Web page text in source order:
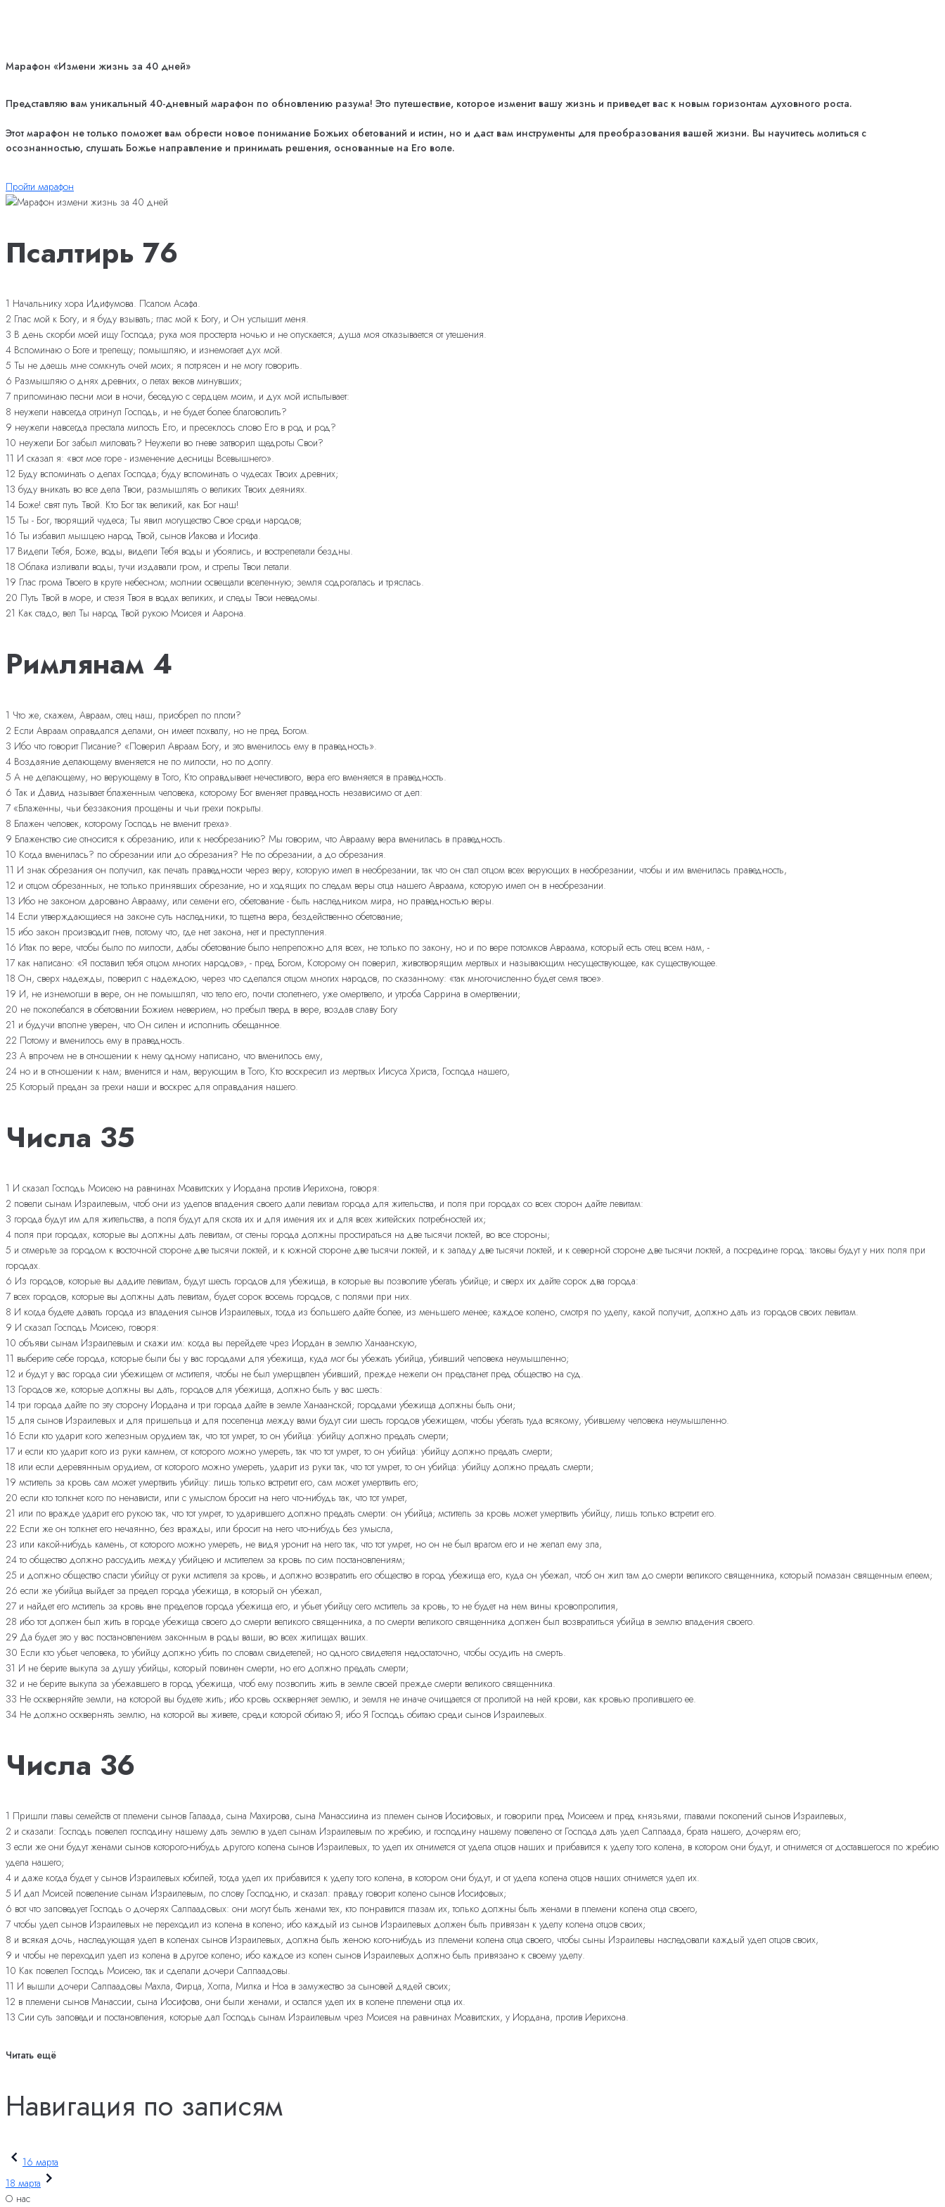
Марафон «Измени жизнь за 40 дней»
Представляю вам уникальный 40-дневный марафон по обновлению разума! Это путешествие, которое изменит вашу жизнь и приведет вас к новым горизонтам духовного роста.
Этот марафон не только поможет вам обрести новое понимание Божьих обетований и истин, но и даст вам инструменты для преобразования вашей жизни. Вы научитесь молиться с
осознанностью, слушать Божье направление и принимать решения, основанные на Его воле.
Пройти марафон
Псалтирь 76
1 Начальнику хора Идифумова. Псалом Асафа.
2 Глас мой к Богу, и я буду взывать; глас мой к Богу, и Он услышит меня.
3 В день скорби моей ищу Господа; рука моя простерта ночью и не опускается; душа моя отказывается от утешения.
4 Вспоминаю о Боге и трепещу; помышляю, и изнемогает дух мой.
5 Ты не даешь мне сомкнуть очей моих; я потрясен и не могу говорить.
6 Размышляю о днях древних, о летах веков минувших;
7 припоминаю песни мои в ночи, беседую с сердцем моим, и дух мой испытывает:
8 неужели навсегда отринул Господь, и не будет более благоволить?
9 неужели навсегда престала милость Его, и пресеклось слово Его в род и род?
10 неужели Бог забыл миловать? Неужели во гневе затворил щедроты Свои?
11 И сказал я: «вот мое горе - изменение десницы Всевышнего».
12 Буду вспоминать о делах Господа; буду вспоминать о чудесах Твоих древних;
13 буду вникать во все дела Твои, размышлять о великих Твоих деяниях.
14 Боже! свят путь Твой. Кто Бог так великий, как Бог наш!
15 Ты - Бог, творящий чудеса; Ты явил могущество Свое среди народов;
16 Ты избавил мышцею народ Твой, сынов Иакова и Иосифа.
17 Видели Тебя, Боже, воды, видели Тебя воды и убоялись, и вострепетали бездны.
18 Облака изливали воды, тучи издавали гром, и стрелы Твои летали.
19 Глас грома Твоего в круге небесном; молнии освещали вселенную; земля содрогалась и тряслась.
20 Путь Твой в море, и стезя Твоя в водах великих, и следы Твои неведомы.
21 Как стадо, вел Ты народ Твой рукою Моисея и Аарона.
Римлянам 4
1 Что же, скажем, Авраам, отец наш, приобрел по плоти?
2 Если Авраам оправдался делами, он имеет похвалу, но не пред Богом.
3 Ибо что говорит Писание? «Поверил Авраам Богу, и это вменилось ему в праведность».
4 Воздаяние делающему вменяется не по милости, но по долгу.
5 А не делающему, но верующему в Того, Кто оправдывает нечестивого, вера его вменяется в праведность.
6 Так и Давид называет блаженным человека, которому Бог вменяет праведность независимо от дел:
7 «Блаженны, чьи беззакония прощены и чьи грехи покрыты.
8 Блажен человек, которому Господь не вменит греха».
9 Блаженство сие относится к обрезанию, или к необрезанию? Мы говорим, что Аврааму вера вменилась в праведность.
10 Когда вменилась? по обрезании или до обрезания? Не по обрезании, а до обрезания.
11 И знак обрезания он получил, как печать праведности через веру, которую имел в необрезании, так что он стал отцом всех верующих в необрезании, чтобы и им вменилась праведность,
12 и отцом обрезанных, не только принявших обрезание, но и ходящих по следам веры отца нашего Авраама, которую имел он в необрезании.
13 Ибо не законом даровано Аврааму, или семени его, обетование - быть наследником мира, но праведностью веры.
14 Если утверждающиеся на законе суть наследники, то тщетна вера, бездейственно обетование;
15 ибо закон производит гнев, потому что, где нет закона, нет и преступления.
16 Итак по вере, чтобы было по милости, дабы обетование было непреложно для всех, не только по закону, но и по вере потомков Авраама, который есть отец всем нам, -
17 как написано: «Я поставил тебя отцом многих народов», - пред Богом, Которому он поверил, животворящим мертвых и называющим несуществующее, как существующее.
18 Он, сверх надежды, поверил с надеждою, через что сделался отцом многих народов, по сказанному: «так многочисленно будет семя твое».
19 И, не изнемогши в вере, он не помышлял, что тело его, почти столетнего, уже омертвело, и утроба Саррина в омертвении;
20 не поколебался в обетовании Божием неверием, но пребыл тверд в вере, воздав славу Богу
21 и будучи вполне уверен, что Он силен и исполнить обещанное.
22 Потому и вменилось ему в праведность.
23 А впрочем не в отношении к нему одному написано, что вменилось ему,
24 но и в отношении к нам; вменится и нам, верующим в Того, Кто воскресил из мертвых Иисуса Христа, Господа нашего,
25 Который предан за грехи наши и воскрес для оправдания нашего.
Числа 35
1 И сказал Господь Моисею на равнинах Моавитских у Иордана против Иерихона, говоря:
2 повели сынам Израилевым, чтоб они из уделов владения своего дали левитам города для жительства, и поля при городах со всех сторон дайте левитам:
3 города будут им для жительства, а поля будут для скота их и для имения их и для всех житейских потребностей их;
4 поля при городах, которые вы должны дать левитам, от стены города должны простираться на две тысячи локтей, во все стороны;
5 и отмерьте за городом к восточной стороне две тысячи локтей, и к южной стороне две тысячи локтей, и к западу две тысячи локтей, и к северной стороне две тысячи локтей, а посредине город: таковы будут у них поля при
городах.
6 Из городов, которые вы дадите левитам, будут шесть городов для убежища, в которые вы позволите убегать убийце; и сверх их дайте сорок два города:
7 всех городов, которые вы должны дать левитам, будет сорок восемь городов, с полями при них.
8 И когда будете давать города из владения сынов Израилевых, тогда из большего дайте более, из меньшего менее; каждое колено, смотря по уделу, какой получит, должно дать из городов своих левитам.
9 И сказал Господь Моисею, говоря:
10 объяви сынам Израилевым и скажи им: когда вы перейдете чрез Иордан в землю Ханаанскую,
11 выберите себе города, которые были бы у вас городами для убежища, куда мог бы убежать убийца, убивший человека неумышленно;
12 и будут у вас города сии убежищем от мстителя, чтобы не был умерщвлен убивший, прежде нежели он предстанет пред общество на суд.
13 Городов же, которые должны вы дать, городов для убежища, должно быть у вас шесть:
14 три города дайте по эту сторону Иордана и три города дайте в земле Ханаанской; городами убежища должны быть они;
15 для сынов Израилевых и для пришельца и для поселенца между вами будут сии шесть городов убежищем, чтобы убегать туда всякому, убившему человека неумышленно.
16 Если кто ударит кого железным орудием так, что тот умрет, то он убийца: убийцу должно предать смерти;
17 и если кто ударит кого из руки камнем, от которого можно умереть, так что тот умрет, то он убийца: убийцу должно предать смерти;
18 или если деревянным орудием, от которого можно умереть, ударит из руки так, что тот умрет, то он убийца: убийцу должно предать смерти;
19 мститель за кровь сам может умертвить убийцу: лишь только встретит его, сам может умертвить его;
20 если кто толкнет кого по ненависти, или с умыслом бросит на него что-нибудь так, что тот умрет,
21 или по вражде ударит его рукою так, что тот умрет, то ударившего должно предать смерти: он убийца; мститель за кровь может умертвить убийцу, лишь только встретит его.
22 Если же он толкнет его нечаянно, без вражды, или бросит на него что-нибудь без умысла,
23 или какой-нибудь камень, от которого можно умереть, не видя уронит на него так, что тот умрет, но он не был врагом его и не желал ему зла,
24 то общество должно рассудить между убийцею и мстителем за кровь по сим постановлениям;
25 и должно общество спасти убийцу от руки мстителя за кровь, и должно возвратить его общество в город убежища его, куда он убежал, чтоб он жил там до смерти великого священника, который помазан священным елеем;
26 если же убийца выйдет за предел города убежища, в который он убежал,
27 и найдет его мститель за кровь вне пределов города убежища его, и убьет убийцу сего мститель за кровь, то не будет на нем вины кровопролития,
28 ибо тот должен был жить в городе убежища своего до смерти великого священника, а по смерти великого священника должен был возвратиться убийца в землю владения своего.
29 Да будет это у вас постановлением законным в роды ваши, во всех жилищах ваших.
30 Если кто убьет человека, то убийцу должно убить по словам свидетелей; но одного свидетеля недостаточно, чтобы осудить на смерть.
31 И не берите выкупа за душу убийцы, который повинен смерти, но его должно предать смерти;
32 и не берите выкупа за убежавшего в город убежища, чтоб ему позволить жить в земле своей прежде смерти великого священника.
33 Не оскверняйте земли, на которой вы будете жить; ибо кровь оскверняет землю, и земля не иначе очищается от пролитой на ней крови, как кровью пролившего ее.
34 Не должно осквернять землю, на которой вы живете, среди которой обитаю Я; ибо Я Господь обитаю среди сынов Израилевых.
Числа 36
1 Пришли главы семейств от племени сынов Галаада, сына Махирова, сына Манассиина из племен сынов Иосифовых, и говорили пред Моисеем и пред князьями, главами поколений сынов Израилевых,
2 и сказали: Господь повелел господину нашему дать землю в удел сынам Израилевым по жребию, и господину нашему повелено от Господа дать удел Салпаада, брата нашего, дочерям его;
3 если же они будут женами сынов которого-нибудь другого колена сынов Израилевых, то удел их отнимется от удела отцов наших и прибавится к уделу того колена, в котором они будут, и отнимется от доставшегося по жребию
удела нашего;
4 и даже когда будет у сынов Израилевых юбилей, тогда удел их прибавится к уделу того колена, в котором они будут, и от удела колена отцов наших отнимется удел их.
5 И дал Моисей повеление сынам Израилевым, по слову Господню, и сказал: правду говорит колено сынов Иосифовых;
6 вот что заповедует Господь о дочерях Салпаадовых: они могут быть женами тех, кто понравится глазам их, только должны быть женами в племени колена отца своего,
7 чтобы удел сынов Израилевых не переходил из колена в колено; ибо каждый из сынов Израилевых должен быть привязан к уделу колена отцов своих;
8 и всякая дочь, наследующая удел в коленах сынов Израилевых, должна быть женою кого-нибудь из племени колена отца своего, чтобы сыны Израилевы наследовали каждый удел отцов своих,
9 и чтобы не переходил удел из колена в другое колено; ибо каждое из колен сынов Израилевых должно быть привязано к своему уделу.
10 Как повелел Господь Моисею, так и сделали дочери Салпаадовы.
11 И вышли дочери Салпаадовы Махла, Фирца, Хогла, Милка и Ноа в замужество за сыновей дядей своих;
12 в племени сынов Манассии, сына Иосифова, они были женами, и остался удел их в колене племени отца их.
13 Сии суть заповеди и постановления, которые дал Господь сынам Израилевым чрез Моисея на равнинах Моавитских, у Иордана, против Иерихона.
Читать ещё
Навигация по записям
16 марта
18 марта
О нас